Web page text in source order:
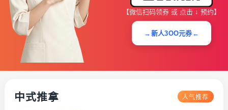
【微信扫码领券 或 点击 ↓ 预约】
→新人3OO元券←
中式推拿 人气推荐